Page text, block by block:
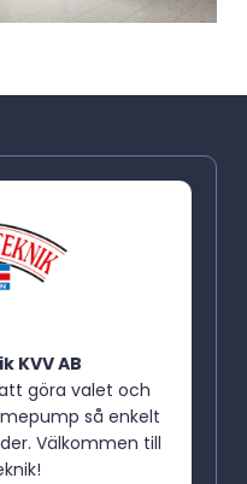
KVV AB
göra valet och
så enkelt
Välkommen till